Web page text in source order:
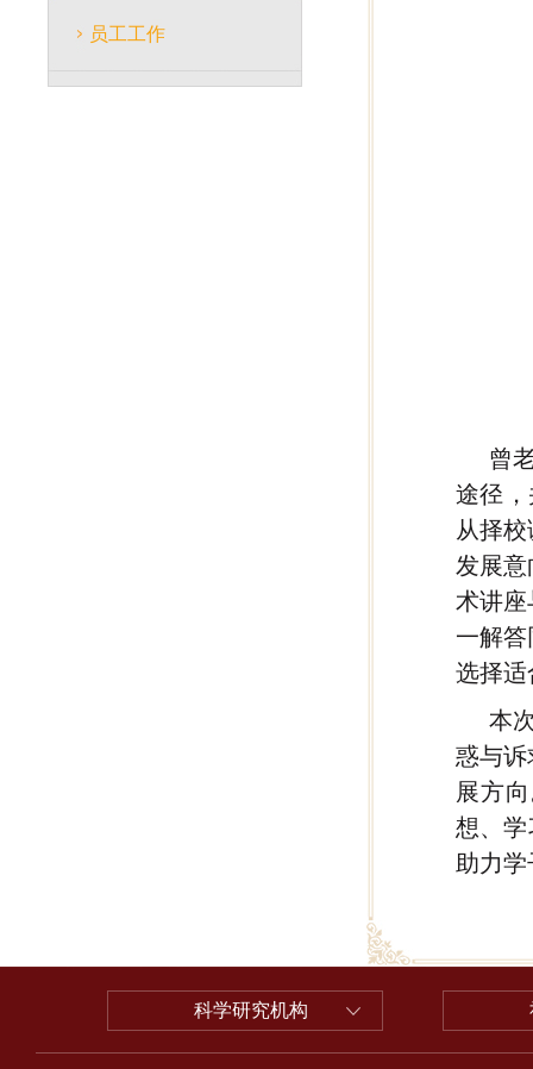
员工工作
曾
途径，
从择
发展
术讲
一解
选择适
本
惑与
展方
想、
助力
科学研究机构